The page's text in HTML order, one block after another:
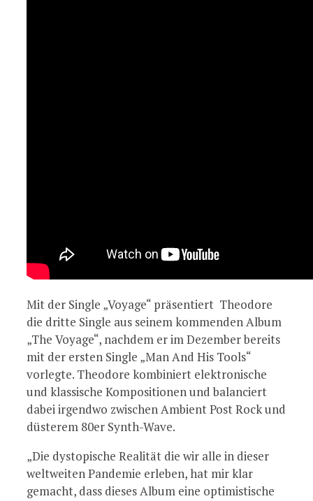
Mit der Single „Voyage“ präsentiert Theodore
die dritte Single aus seinem kommenden Album
„The Voyage“, nachdem er im Dezember bereits
mit der ersten Single „Man And His Tools“
vorlegte. Theodore kombiniert elektronische
und klassische Kompositionen und balanciert
dabei irgendwo zwischen Ambient Post Rock und
düsterem 80er Synth-Wave.
„Die dystopische Realität die wir alle in dieser
weltweiten Pandemie erleben, hat mir klar
gemacht, dass dieses Album eine optimistische